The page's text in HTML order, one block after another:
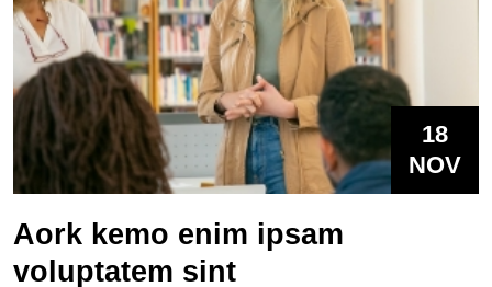
18
NOV
Aork kemo enim ipsam
voluptatem sint